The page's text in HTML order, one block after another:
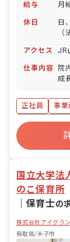
給与 月
休日
日
日
アクセス JR
仕事内容
院
成
食
・
の
正社員 事業
ボーナス・賞
福利厚生充実
国立大学法
のこ保育所
保育士の
株式会社アイグラン
鳥取県/米子市